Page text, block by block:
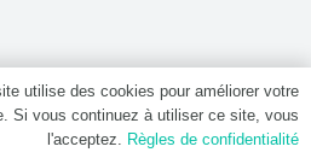
utilise des cookies pour améliorer votre
Si vous continuez à utiliser ce site, vous
l'acceptez. Règles de confidentialité